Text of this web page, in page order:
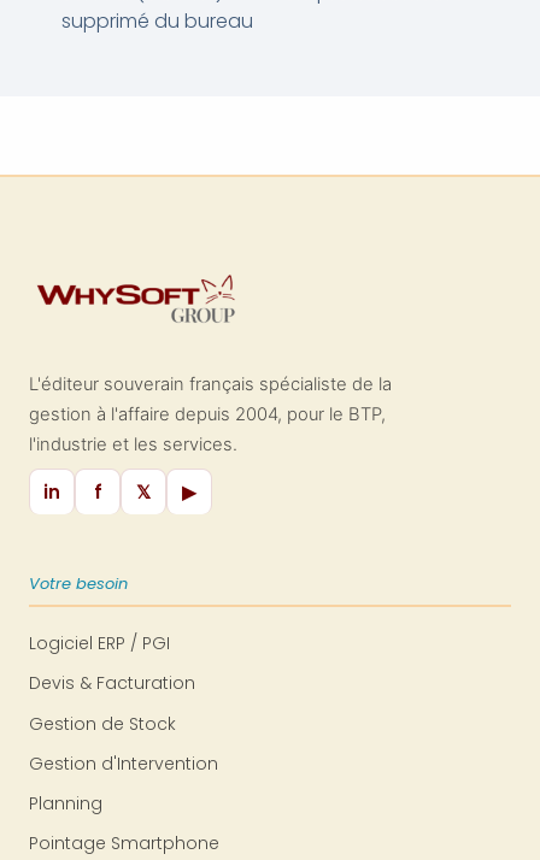
supprimé du bureau
L'éditeur souverain français spécialiste de la
gestion à l'affaire depuis 2004, pour le BTP,
l'industrie et les services.
in f 𝕏 ▶
Votre besoin
Logiciel ERP / PGI
Devis & Facturation
Gestion de Stock
Gestion d'Intervention
Planning
Pointage Smartphone